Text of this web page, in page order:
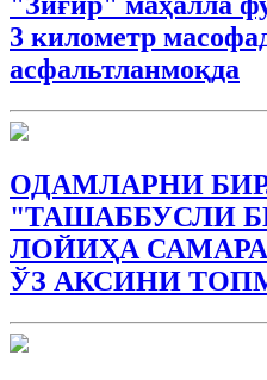
3 километр
асфальтланмоқда
ОДАМЛАРНИ
"ТАШАББУСЛИ
ЛОЙИҲА
ЎЗ АКСИНИ